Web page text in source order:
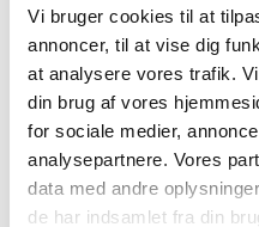
Vi bruger cookies til at
annoncer, til at vise dig
at analysere vores trafik.
din brug af vores
for sociale medier,
analysepartnere. Vores
data med andre
de har indsamlet fra din
2018 (150)
2017 (167)
2016 (167)
2015 (33)
2014 (44)